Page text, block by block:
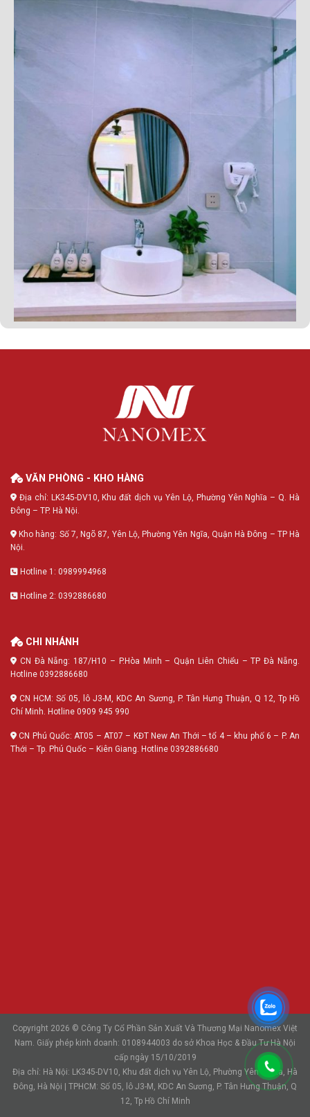
VĂN PHÒNG - KHO HÀNG
Địa chỉ: LK345-DV10, Khu đất dịch vụ Yên Lộ, Phường Yên Nghĩa – Q. Hà
Đông – TP. Hà Nội.
Kho hàng: Số 7, Ngõ 87, Yên Lộ, Phường Yên Ngĩa, Quận Hà Đông – TP Hà
Nội.
Hotline 1: 0989994968
Hotline 2: 0392886680
CHI NHÁNH
CN Đà Nẵng: 187/H10 – P.Hòa Minh – Quận Liên Chiểu – TP Đà Nẵng.
Hotline 0392886680
CN HCM: Số 05, lô J3-M, KDC An Sương, P. Tân Hưng Thuận, Q 12, Tp Hồ
Chí Minh. Hotline 0909 945 990
CN Phú Quốc: AT05 – AT07 – KĐT New An Thới – tổ 4 – khu phố 6 – P. An
Thới – Tp. Phú Quốc – Kiên Giang. Hotline 0392886680
Copyright 2026 © Công Ty Cổ Phần Sản Xuất Và Thương Mại Nanomex Việt
Nam. Giấy phép kinh doanh: 0108944003 do sở Khoa Học & Đầu Tư Hà Nội
cấp ngày 15/10/2019
Địa chỉ: Hà Nội: LK345-DV10, Khu đất dịch vụ Yên Lộ, Phường Yên Nghĩa, Hà
Đông, Hà Nội | TPHCM: Số 05, lô J3-M, KDC An Sương, P. Tân Hưng Thuận, Q
12, Tp Hồ Chí Minh